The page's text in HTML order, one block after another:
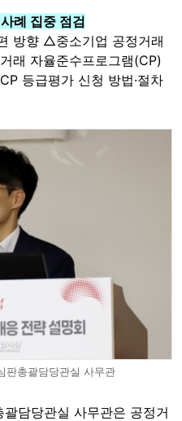
례 집중 점검
방향 △중소기업 공정거래
래 자율준수프로그램(CP)
등급평가 신청 방법·절차
판총괄담당관실 사무관
담당관실 사무관은 공정거